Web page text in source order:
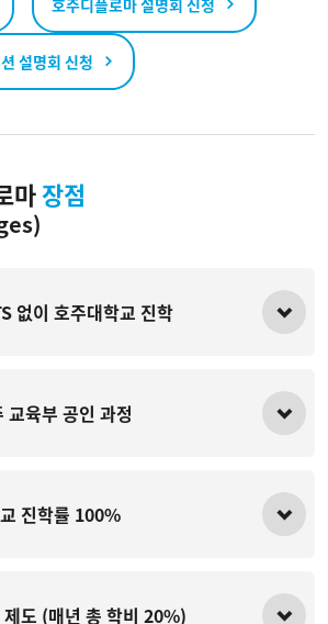
호주디플로마 설명회 신청
설명회 신청
마장점
없이 호주대학교 진학
육부 공인 과정
진학률 100%
도 (매년 총 학비 20%)